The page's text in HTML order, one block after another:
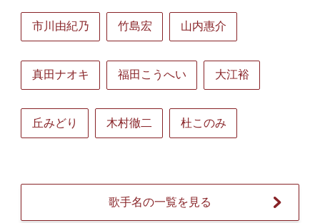
市川由紀乃 竹島宏 山内惠介
真田ナオキ 福田こうへい 大江裕
丘みどり 木村徹二 杜このみ
歌手名の一覧を見る